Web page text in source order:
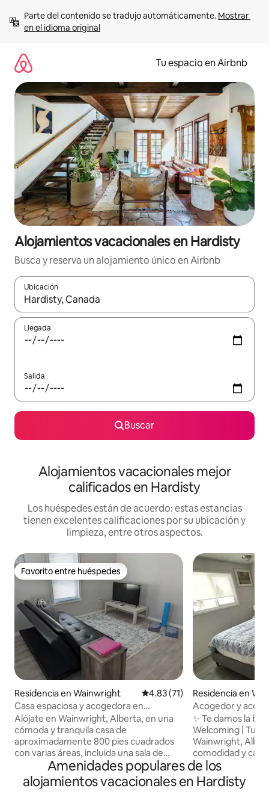
contenido
Parte del contenido se tradujo automáticamente. Mostrar
en el idioma original
Tu espacio en Airbnb
Alojamientos vacacionales en Hardisty
Busca y reserva un alojamiento único en Airbnb
Ubicación
Cuando los resultados estén disponibles, podrás navegar
Llegada
Salida
Buscar
Alojamientos vacacionales mejor
calificados en Hardisty
Los huéspedes están de acuerdo: estas estancias
tienen excelentes calificaciones por su ubicación y
limpieza, entre otros aspectos.
Favorito entre huéspedes
Favorito entre huéspedes
Residencia en Wainwright Calificación promedio: 4.83 de
4.83 (71)
Casa espaciosa y acogedora en
Wainwright
Alójate en Wainwright, Alberta, en una
cómoda y tranquila casa de
aproximadamente 800 pies cuadrados
con varias áreas, incluida una sala de
TV/oficina para trabajar a distancia y una
amplia sala de estar para relajarte y
cocina completa. Por la noche, duerme
Residencia en
Acogedor y
Wainwright
✨ Te damos la
Welcoming | Tu
Wainwright,
comodidad y
en que llegues.
cómodas, un
totalmente
Amenidades populares de los
alojamientos vacacionales en Hardisty